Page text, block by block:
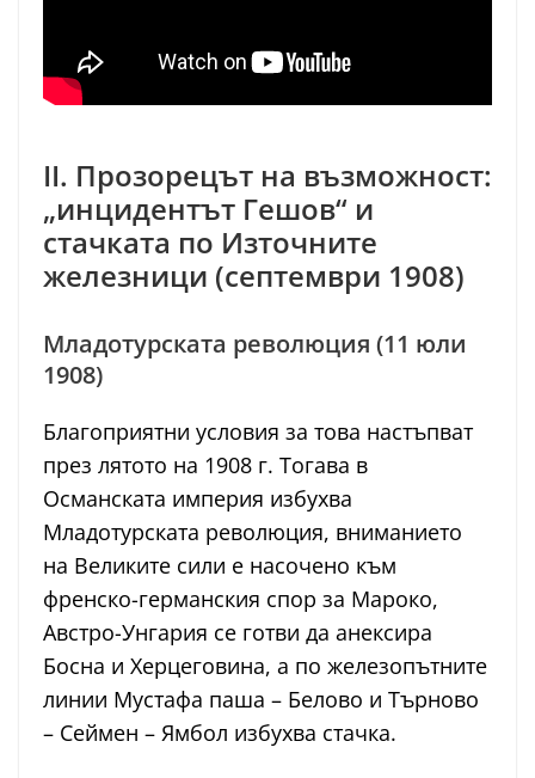
II. Прозорецът на възможност:
„инцидентът Гешов“ и
стачката по Източните
железници (септември 1908)
Младотурската революция (11 юли
1908)
Благоприятни условия за това настъпват
през лятото на 1908 г. Тогава в
Османската империя избухва
Младотурската революция, вниманието
на Великите сили е насочено към
френско-германския спор за Мароко,
Австро-Унгария се готви да анексира
Босна и Херцеговина, а по железопътните
линии Мустафа паша – Белово и Търново
– Сеймен – Ямбол избухва стачка.